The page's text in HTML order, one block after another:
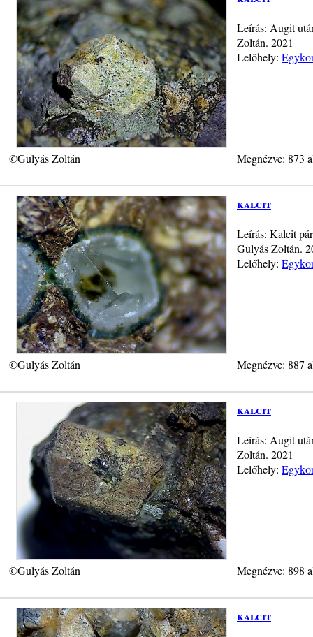
Leírás: Augit
Zoltán. 2021
Lelőhely:
©Gulyás Zoltán Megnézve: 873
kalcit
Leírás: Kalcit
Gulyás Zoltán.
Lelőhely:
©Gulyás Zoltán Megnézve: 887
kalcit
Leírás: Augit
Zoltán. 2021
Lelőhely:
©Gulyás Zoltán Megnézve: 898
kalcit